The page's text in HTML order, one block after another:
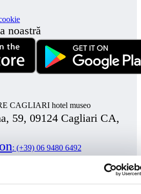
noastră
CAGLIARI hotel museo
59, 09124 Cagliari CA,
: (+39) 06 9480 6492
S.R.L. • P. IVA 14104111001
de investiții „Vertis Venture 4
Vertis SGR S.p.A. și susținut de
EU și: